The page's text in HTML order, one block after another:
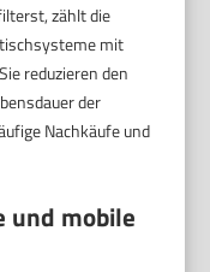
zählt die
mit
reduzieren den
der
Nachkäufe und
und mobile